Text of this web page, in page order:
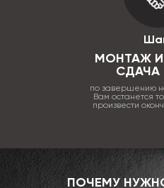
МОНТАЖ
СДАЧА
по завершению
Вам останется
произвести
ПОЧЕМУ